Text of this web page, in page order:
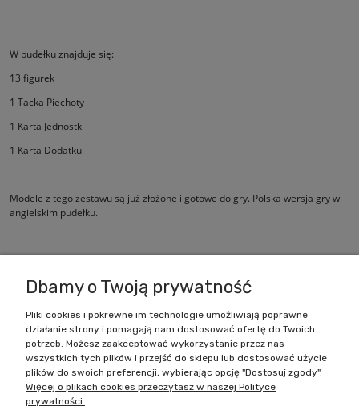
W pudełku znajduje się:
13 figurek
1 Tacka Piechoty
1 Karta Jednostki
1 Karta Dodatku
Modele z tego zestawu są już złożone i gotowe do gry. Polska wersja gry w
angielskim pudełku.
Zakupy
Pomoc
Dbamy o Twoją prywatność
Pliki cookies i pokrewne im technologie umożliwiają poprawne
działanie strony i pomagają nam dostosować ofertę do Twoich
potrzeb. Możesz zaakceptować wykorzystanie przez nas
wszystkich tych plików i przejść do sklepu lub dostosować użycie
plików do swoich preferencji, wybierając opcję "Dostosuj zgody".
Więcej o plikach cookies przeczytasz w naszej Polityce
prywatności.